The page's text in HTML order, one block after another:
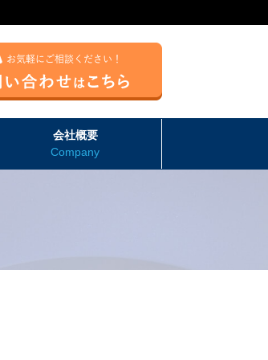
会社概要
Company